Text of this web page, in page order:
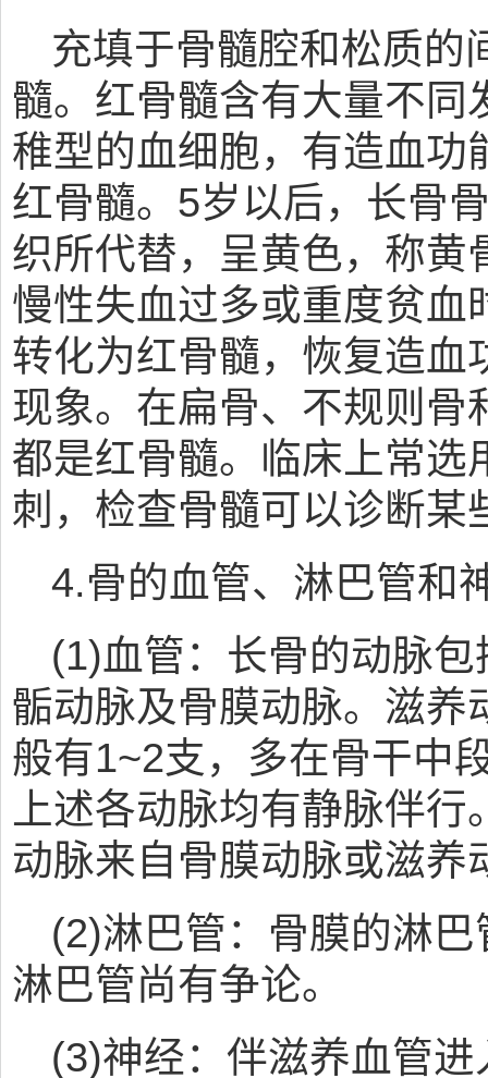
充填于骨髓腔和松质的
髓。红骨髓含有大量不同
稚型的血细胞，有造血功
红骨髓。5岁以后，长骨
织所代替，呈黄色，称黄
慢性失血过多或重度贫血
转化为红骨髓，恢复造血
现象。在扁骨、不规则骨
都是红骨髓。临床上常选
刺，检查骨髓可以诊断某
4.骨的血管、淋巴管和
(1)血管：长骨的动脉
骺动脉及骨膜动脉。滋养
般有1~2支，多在骨干中
上述各动脉均有静脉伴
动脉来自骨膜动脉或滋养
(2)淋巴管：骨膜的淋
淋巴管尚有争论。
(3)神经：伴滋养血管